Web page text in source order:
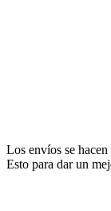
Los envíos se
Esto para dar un